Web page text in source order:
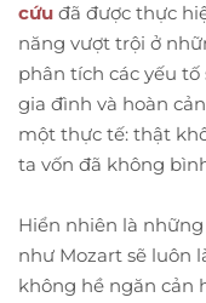
cứu đã được thực
năng vượt trội ở
phân tích các yếu
gia đình và hoàn
một thực tế: thật
ta vốn đã không
Hiển nhiên là
như Mozart sẽ luôn
không hề ngăn cản